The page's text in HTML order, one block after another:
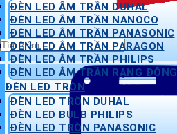
Tìm
kiếm:
ĐÈN LED ÂM TRẦN DUHAL
ĐÈN LED ÂM TRẦN NANOCO
ĐÈN LED ÂM TRẦN PANASONIC
ĐÈN LED ÂM TRẦN PARAGON
ĐÈN LED ÂM TRẦN PHILIPS
ĐÈN LED ÂM TRẦN RẠNG ĐÔNG
ĐÈN LED TRÒN
ĐÈN LED TRÒN DUHAL
ĐÈN LED BULB PHILIPS
ĐÈN LED TRÒN PANASONIC